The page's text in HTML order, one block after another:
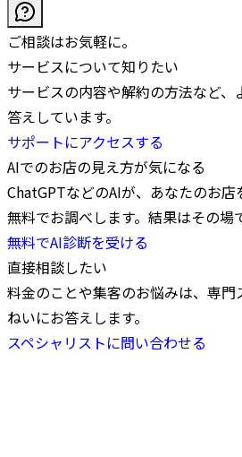
ご相談はお気軽に。
サービスについて知りたい
サービスの内容や解約の方法など
答えしています。
サポートにアクセスする
AIでのお店の見え方が気になる
ChatGPTなどのAIが、あなたのお
無料でお調べします。結果はその場
無料でAI診断を受ける
直接相談したい
料金のことや集客のお悩みは、専
ねいにお答えします。
スペシャリストに問い合わせる